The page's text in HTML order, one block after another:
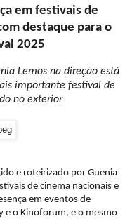
em festivais de
destaque para o
2025
Lemos na direção está
importante festival de
no exterior
e roteirizado por Guenia
de cinema nacionais e
em eventos de
e o Kinoforum, e o mesmo